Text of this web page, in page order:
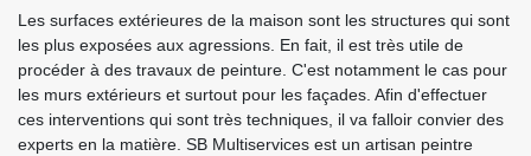
Les surfaces extérieures de la maison sont les structures qui sont
les plus exposées aux agressions. En fait, il est très utile de
procéder à des travaux de peinture. C'est notamment le cas pour
les murs extérieurs et surtout pour les façades. Afin d'effectuer
ces interventions qui sont très techniques, il va falloir convier des
experts en la matière. SB Multiservices est un artisan peintre